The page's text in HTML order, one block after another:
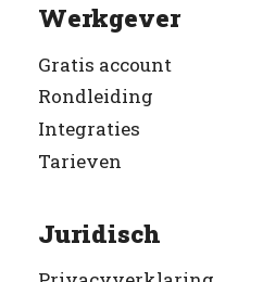
Werkgever
Gratis account
Rondleiding
Integraties
Tarieven
Juridisch